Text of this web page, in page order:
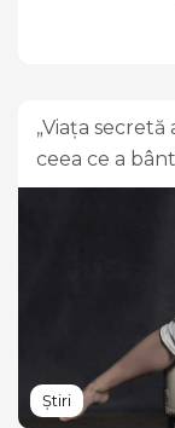
„Viața
ceea ce a
Știri